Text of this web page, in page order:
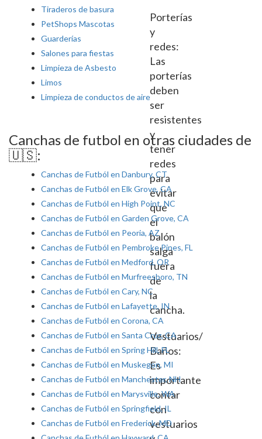
Porterías
y
redes:
Las
porterías
deben
ser
resistentes
y
tener
redes
para
evitar
que
el
balón
salga
fuera
de
la
cancha.
Vestuarios/
Baños:
Es
importante
contar
con
vestuarios
Tiraderos de basura
PetShops Mascotas
Guarderías
Salones para fiestas
Limpieza de Asbesto
Limos
Limpieza de conductos de aire
Canchas de futbol en otras ciudades de
🇺🇸:
Canchas de Futból en Danbury, CT
Canchas de Futból en Elk Grove, CA
Canchas de Futból en High Point, NC
Canchas de Futból en Garden Grove, CA
Canchas de Futból en Peoria, AZ
Canchas de Futból en Pembroke Pines, FL
Canchas de Futból en Medford, OR
Canchas de Futból en Murfreesboro, TN
Canchas de Futból en Cary, NC
Canchas de Futból en Lafayette, IN
Canchas de Futból en Corona, CA
Canchas de Futból en Santa Cruz, CA
Canchas de Futból en Spring Hill, FL
Canchas de Futból en Muskegon, MI
Canchas de Futból en Manchester, NH
Canchas de Futból en Marysville, WA
Canchas de Futból en Springfield, IL
Canchas de Futból en Frederick, MD